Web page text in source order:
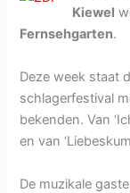
Kiewel
Fernsehgarten.
Deze week staat
schlagerfestival
bekenden. Van
en van
De muzikale